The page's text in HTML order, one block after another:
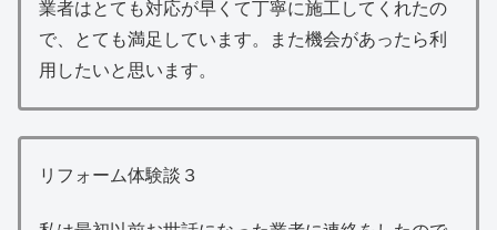
業者はとても対応が早くて丁寧に施工してくれたの
で、とても満足しています。また機会があったら利
用したいと思います。
リフォーム体験談３